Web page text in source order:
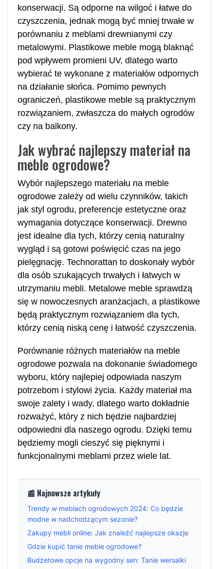
konserwacji. Są odporne na wilgoć i łatwe do
czyszczenia, jednak mogą być mniej trwałe w
porównaniu z meblami drewnianymi czy
metalowymi. Plastikowe meble mogą blaknąć
pod wpływem promieni UV, dlatego warto
wybierać te wykonane z materiałów odpornych
na działanie słońca. Pomimo pewnych
ograniczeń, plastikowe meble są praktycznym
rozwiązaniem, zwłaszcza do małych ogrodów
czy na balkony.
Jak wybrać najlepszy materiał na
meble ogrodowe?
Wybór najlepszego materiału na meble
ogrodowe zależy od wielu czynników, takich
jak styl ogrodu, preferencje estetyczne oraz
wymagania dotyczące konserwacji. Drewno
jest idealne dla tych, którzy cenią naturalny
wygląd i są gotowi poświęcić czas na jego
pielęgnację. Technorattan to doskonały wybór
dla osób szukających trwałych i łatwych w
utrzymaniu mebli. Metalowe meble sprawdzą
się w nowoczesnych aranżacjach, a plastikowe
będą praktycznym rozwiązaniem dla tych,
którzy cenią niską cenę i łatwość czyszczenia.
Porównanie różnych materiałów na meble
ogrodowe pozwala na dokonanie świadomego
wyboru, który najlepiej odpowiada naszym
potrzebom i stylowi życia. Każdy materiał ma
swoje zalety i wady, dlatego warto dokładnie
rozważyć, który z nich będzie najbardziej
odpowiedni dla naszego ogrodu. Dzięki temu
będziemy mogli cieszyć się pięknymi i
funkcjonalnymi meblami przez wiele lat.
📰 Najnowsze artykuły
Trendy w meblach ogrodowych 2024: Co będzie
modne w nadchodzącym sezonie?
Zakupy mebli online: Jak znaleźć najlepsze okazje
Gdzie kupić tanie meble ogrodowe?
Budżetowe opcje na wygodny sen: Tanie wersalki